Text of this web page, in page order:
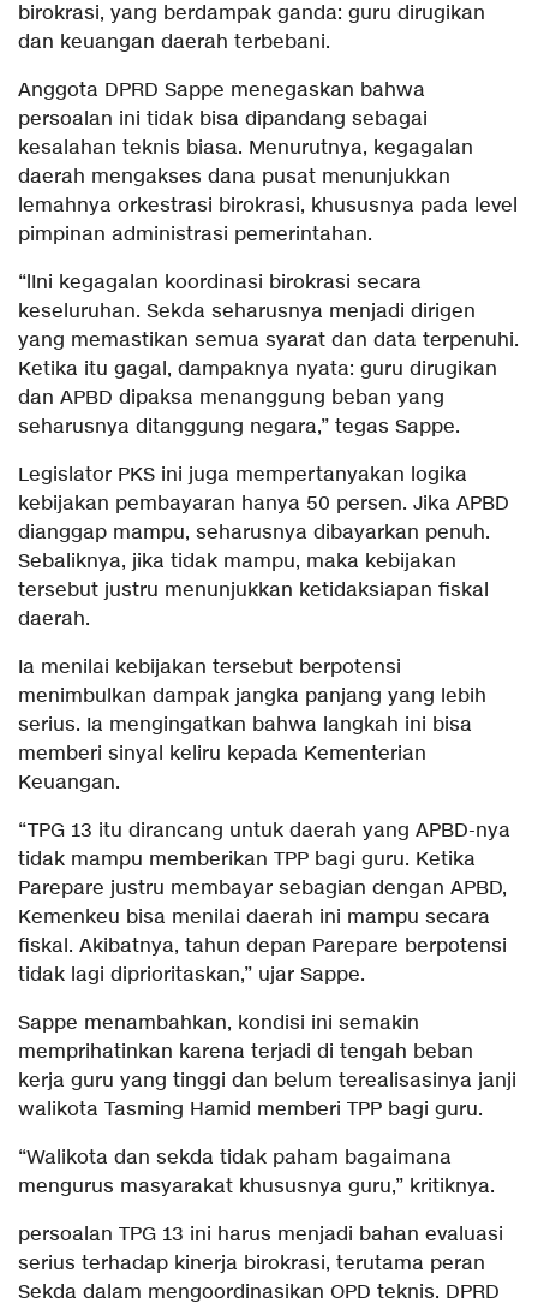
birokrasi, yang berdampak ganda: guru dirugikan
dan keuangan daerah terbebani.
Anggota DPRD Sappe menegaskan bahwa
persoalan ini tidak bisa dipandang sebagai
kesalahan teknis biasa. Menurutnya, kegagalan
daerah mengakses dana pusat menunjukkan
lemahnya orkestrasi birokrasi, khususnya pada level
pimpinan administrasi pemerintahan.
“lIni kegagalan koordinasi birokrasi secara
keseluruhan. Sekda seharusnya menjadi dirigen
yang memastikan semua syarat dan data terpenuhi.
Ketika itu gagal, dampaknya nyata: guru dirugikan
dan APBD dipaksa menanggung beban yang
seharusnya ditanggung negara,” tegas Sappe.
Legislator PKS ini juga mempertanyakan logika
kebijakan pembayaran hanya 50 persen. Jika APBD
dianggap mampu, seharusnya dibayarkan penuh.
Sebaliknya, jika tidak mampu, maka kebijakan
tersebut justru menunjukkan ketidaksiapan fiskal
daerah.
Ia menilai kebijakan tersebut berpotensi
menimbulkan dampak jangka panjang yang lebih
serius. Ia mengingatkan bahwa langkah ini bisa
memberi sinyal keliru kepada Kementerian
Keuangan.
“TPG 13 itu dirancang untuk daerah yang APBD-nya
tidak mampu memberikan TPP bagi guru. Ketika
Parepare justru membayar sebagian dengan APBD,
Kemenkeu bisa menilai daerah ini mampu secara
fiskal. Akibatnya, tahun depan Parepare berpotensi
tidak lagi diprioritaskan,” ujar Sappe.
Sappe menambahkan, kondisi ini semakin
memprihatinkan karena terjadi di tengah beban
kerja guru yang tinggi dan belum terealisasinya janji
walikota Tasming Hamid memberi TPP bagi guru.
“Walikota dan sekda tidak paham bagaimana
mengurus masyarakat khususnya guru,” kritiknya.
persoalan TPG 13 ini harus menjadi bahan evaluasi
serius terhadap kinerja birokrasi, terutama peran
Sekda dalam mengoordinasikan OPD teknis. DPRD